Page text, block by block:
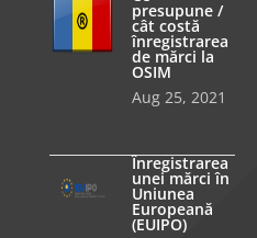
presupune /
cât costă
înregistrarea
de mărci la
OSIM
Aug 25, 2021
Înregistrarea
unei mărci în
Uniunea
Europeană
(EUIPO)